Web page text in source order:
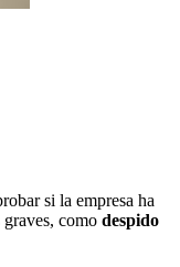
si la empresa ha
graves, como despido